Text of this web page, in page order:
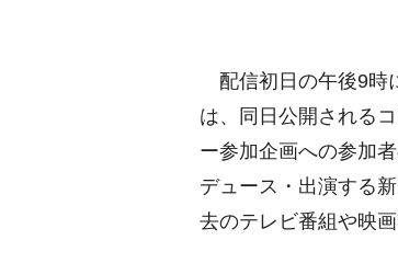
配信初日の午後9時
は、同日公開される
ー参加企画への参加
デュース・出演する
去のテレビ番組や映